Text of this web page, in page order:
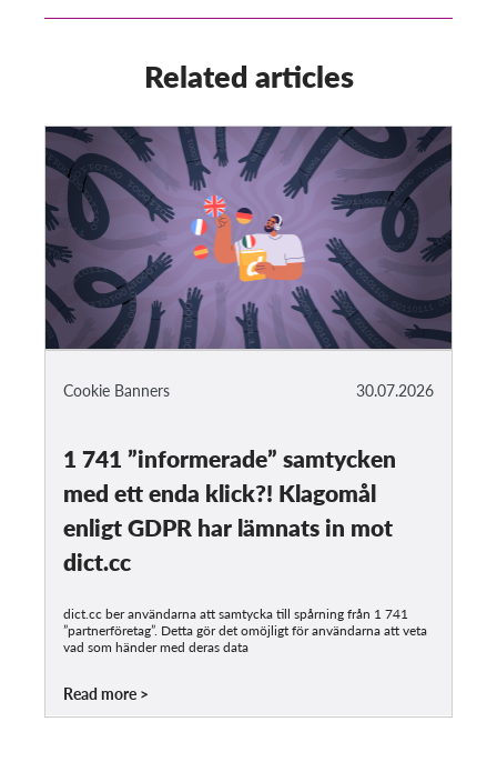
Related articles
30.07.2026
Cookie Banners
1 741 ”informerade” samtycken
med ett enda klick?! Klagomål
enligt GDPR har lämnats in mot
dict.cc
dict.cc ber användarna att samtycka till spårning från 1 741
”partnerföretag”. Detta gör det omöjligt för användarna att veta
vad som händer med deras data
Read more